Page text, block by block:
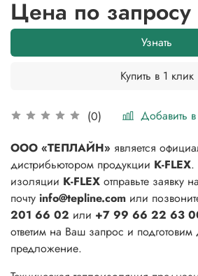
(0) Добавить
Цена по запросу
Узнать
Купить в 1 клик
ООО «ТЕПЛАЙН» является
дистрибьютором продукции K-FLEX.
изоляции K-FLEX отправьте заявку на
почту info@tepline.com или
201 66 02 или +7 99 66 22 63
ответим на Ваш запрос и
предложение.